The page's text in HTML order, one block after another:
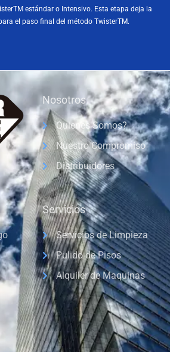
estándar o Intensivo. Esta etapa deja la
el paso final del método TwisterTM.
Nosotros
Quienes Somos?
Nuestro Compromiso
Distribuidores
Servicios
Servicios de Limpieza
Pulido de Pisos
Alquiler de Maquinas